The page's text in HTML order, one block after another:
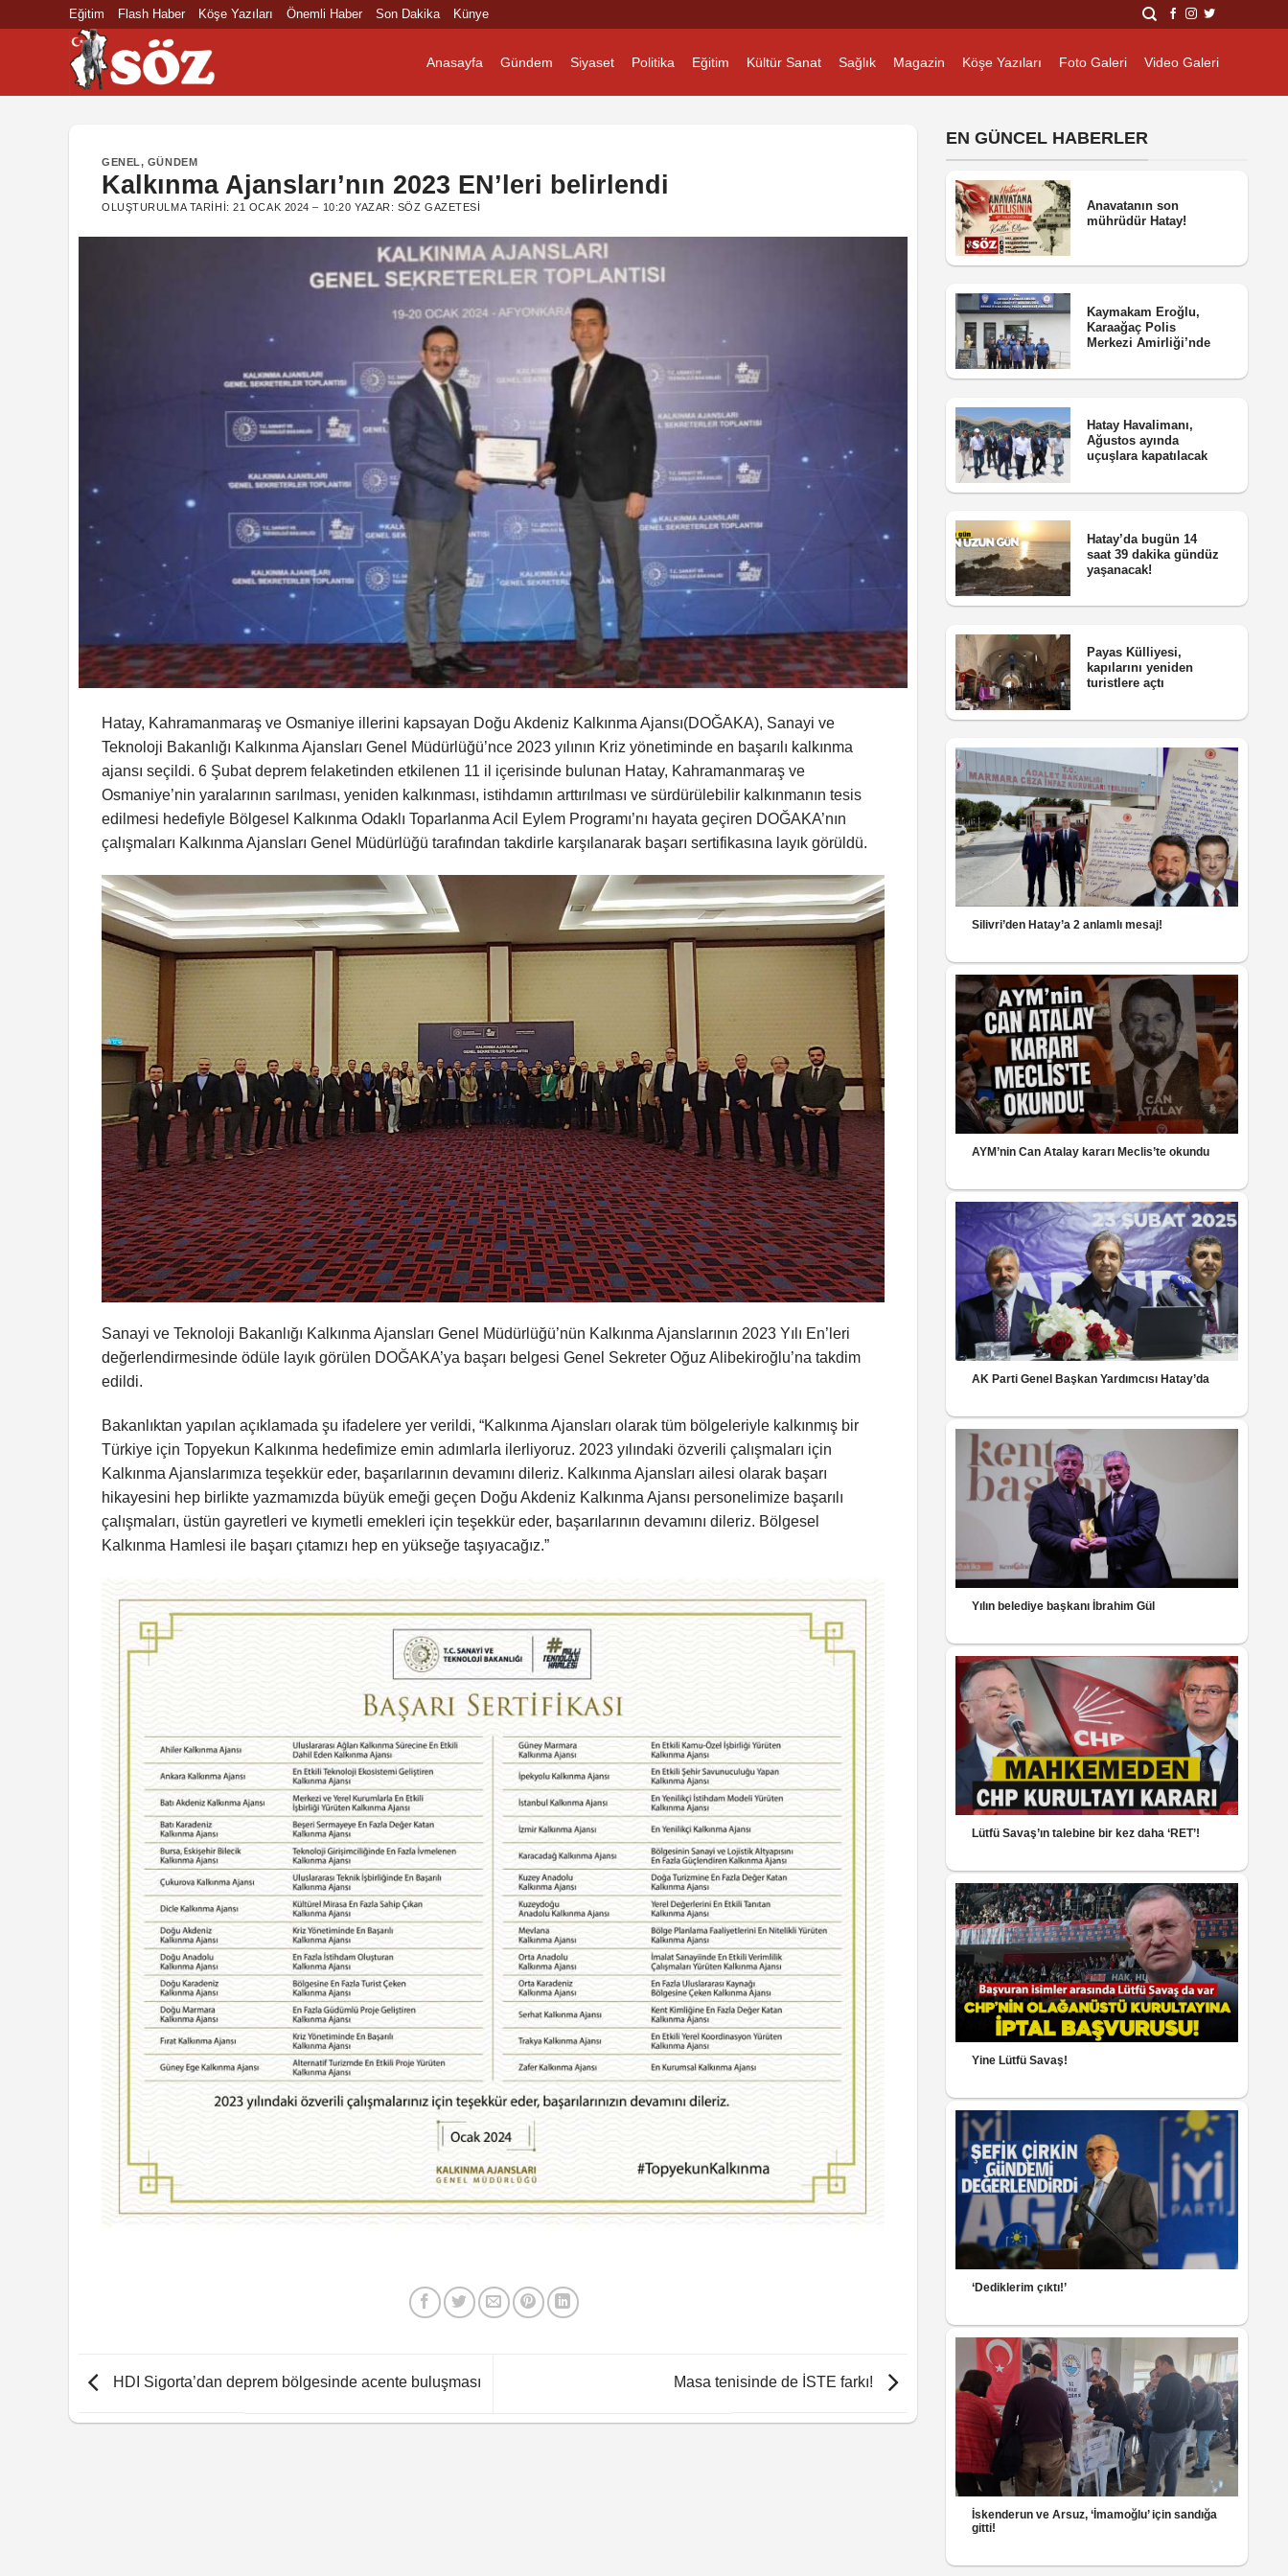
Eğitim Flash Haber Köşe Yazıları Önemli Haber Son Dakika Künye
Anasayfa Gündem Siyaset Politika Eğitim Kültür Sanat Sağlık Magazin Köşe Yazıları Foto Galeri Video Galeri
GENEL, GÜNDEM
Kalkınma Ajansları’nın 2023 EN’leri belirlendi
OLUŞTURULMA TARIHI:21 OCAK 2024 – 10:20 YAZAR: SÖZ GAZETESI
Hatay, Kahramanmaraş ve Osmaniye illerini kapsayan Doğu Akdeniz Kalkınma Ajansı(DOĞAKA), Sanayi ve
Teknoloji Bakanlığı Kalkınma Ajansları Genel Müdürlüğü’nce 2023 yılının Kriz yönetiminde en başarılı kalkınma
ajansı seçildi. 6 Şubat deprem felaketinden etkilenen 11 il içerisinde bulunan Hatay, Kahramanmaraş ve
Osmaniye’nin yaralarının sarılması, yeniden kalkınması, istihdamın arttırılması ve sürdürülebilir kalkınmanın tesis
edilmesi hedefiyle Bölgesel Kalkınma Odaklı Toparlanma Acil Eylem Programı’nı hayata geçiren DOĞAKA’nın
çalışmaları Kalkınma Ajansları Genel Müdürlüğü tarafından takdirle karşılanarak başarı sertifikasına layık görüldü.
Sanayi ve Teknoloji Bakanlığı Kalkınma Ajansları Genel Müdürlüğü’nün Kalkınma Ajanslarının 2023 Yılı En’leri
değerlendirmesinde ödüle layık görülen DOĞAKA’ya başarı belgesi Genel Sekreter Oğuz Alibekiroğlu’na takdim
edildi.
Bakanlıktan yapılan açıklamada şu ifadelere yer verildi, “Kalkınma Ajansları olarak tüm bölgeleriyle kalkınmış bir
Türkiye için Topyekun Kalkınma hedefimize emin adımlarla ilerliyoruz. 2023 yılındaki özverili çalışmaları için
Kalkınma Ajanslarımıza teşekkür eder, başarılarının devamını dileriz. Kalkınma Ajansları ailesi olarak başarı
hikayesini hep birlikte yazmamızda büyük emeği geçen Doğu Akdeniz Kalkınma Ajansı personelimize başarılı
çalışmaları, üstün gayretleri ve kıymetli emekleri için teşekkür eder, başarılarının devamını dileriz. Bölgesel
Kalkınma Hamlesi ile başarı çıtamızı hep en yükseğe taşıyacağız.”
HDI Sigorta’dan deprem bölgesinde acente buluşması Masa tenisinde de İSTE farkı!
EN GÜNCEL HABERLER
Anavatanın son
mührüdür Hatay!
Kaymakam Eroğlu,
Karaağaç Polis
Merkezi Amirliği’nde
Hatay Havalimanı,
Ağustos ayında
uçuşlara kapatılacak
Hatay’da bugün 14
saat 39 dakika gündüz
yaşanacak!
Payas Külliyesi,
kapılarını yeniden
turistlere açtı
Silivri’den Hatay’a 2 anlamlı mesaj!
AYM’nin Can Atalay kararı Meclis’te okundu
AK Parti Genel Başkan Yardımcısı Hatay’da
Yılın belediye başkanı İbrahim Gül
Lütfü Savaş’ın talebine bir kez daha ‘RET’!
Yine Lütfü Savaş!
‘Dediklerim çıktı!’
İskenderun ve Arsuz, ‘İmamoğlu’ için sandığa
gitti!